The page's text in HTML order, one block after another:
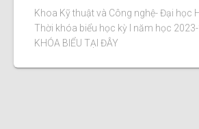
Khoa Kỹ thuật và Công nghệ- Đại học
Thời khóa biểu học kỳ I năm học
KHÓA BIỂU TẠI ĐÂY